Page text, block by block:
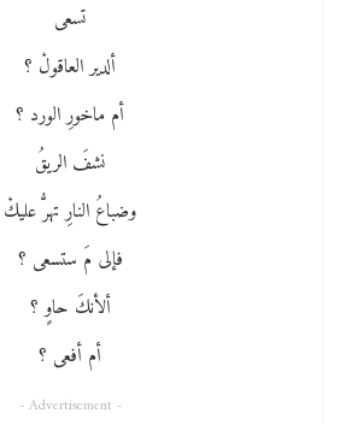
تسعى
ألدير العاقولْ ؟
أم ماخورِ الورد ؟
نشفَ الريقُ
وضباعُ النارِ تهرُّ عليكْ
فإلى مَ ستسعى ؟
ألأنكَ حاوٍ ؟
أم أفعى ؟
- Advertisement -